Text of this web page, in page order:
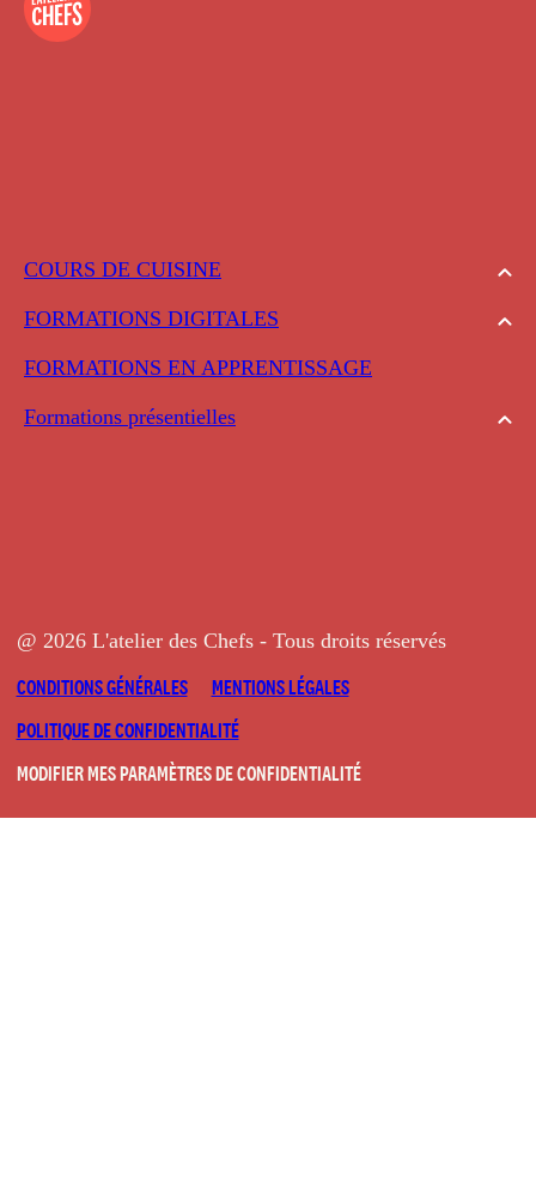
COURS DE CUISINE
FORMATIONS DIGITALES
FORMATIONS EN APPRENTISSAGE
Formations présentielles
@ 2026 L'atelier des Chefs - Tous droits réservés
CONDITIONS GÉNÉRALES
MENTIONS LÉGALES
POLITIQUE DE CONFIDENTIALITÉ
MODIFIER MES PARAMÈTRES DE CONFIDENTIALITÉ